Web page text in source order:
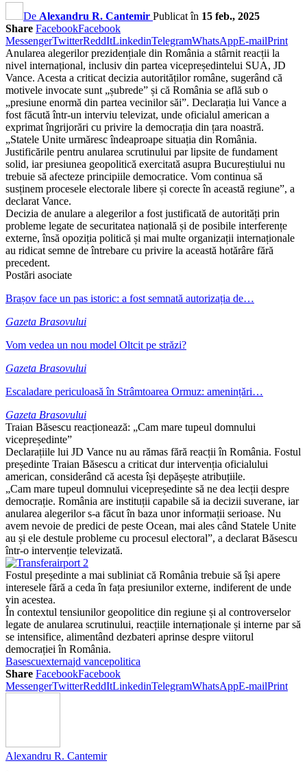
De Alexandru R. Cantemir Publicat în 15 feb., 2025
Share FacebookFacebook
MessengerTwitterReddItLinkedinTelegramWhatsAppE-mailPrint
Anularea alegerilor prezidențiale din România a stârnit reacții la
nivel internațional, inclusiv din partea vicepreședintelui SUA, JD
Vance. Acesta a criticat decizia autorităților române, sugerând că
motivele invocate sunt „șubrede” și că România se află sub o
„presiune enormă din partea vecinilor săi”. Declarația lui Vance a
fost făcută într-un interviu televizat, unde oficialul american a
exprimat îngrijorări cu privire la democrația din țara noastră.
„Statele Unite urmăresc îndeaproape situația din România.
Justificările pentru anularea scrutinului par lipsite de fundament
solid, iar presiunea geopolitică exercitată asupra Bucureștiului nu
trebuie să afecteze principiile democratice. Vom continua să
susținem procesele electorale libere și corecte în această regiune”, a
declarat Vance.
Decizia de anulare a alegerilor a fost justificată de autorități prin
probleme legate de securitatea națională și de posibile interferențe
externe, însă opoziția politică și mai multe organizații internaționale
au ridicat semne de întrebare cu privire la această hotărâre fără
precedent.
Postări asociate
Brașov face un pas istoric: a fost semnată autorizația de…
Gazeta Brasovului
Vom vedea un nou model Oltcit pe străzi?
Gazeta Brasovului
Escaladare periculoasă în Strâmtoarea Ormuz: amenințări…
Gazeta Brasovului
Traian Băsescu reacționează: „Cam mare tupeul domnului
vicepreședinte”
Declarațiile lui JD Vance nu au rămas fără reacții în România. Fostul
președinte Traian Băsescu a criticat dur intervenția oficialului
american, considerând că acesta își depășește atribuțiile.
„Cam mare tupeul domnului vicepreședinte să ne dea lecții despre
democrație. România are instituții capabile să ia decizii suverane, iar
anularea alegerilor s-a făcut în baza unor informații serioase. Nu
avem nevoie de predici de peste Ocean, mai ales când Statele Unite
au și ele destule probleme cu procesul electoral”, a declarat Băsescu
într-o intervenție televizată.
Fostul președinte a mai subliniat că România trebuie să își apere
interesele fără a ceda în fața presiunilor externe, indiferent de unde
vin acestea.
În contextul tensiunilor geopolitice din regiune și al controverselor
legate de anularea scrutinului, reacțiile internaționale și interne par să
se intensifice, alimentând dezbateri aprinse despre viitorul
democrației în România.
Basescuexternajd vancepolitica
Share FacebookFacebook
MessengerTwitterReddItLinkedinTelegramWhatsAppE-mailPrint
Alexandru R. Cantemir